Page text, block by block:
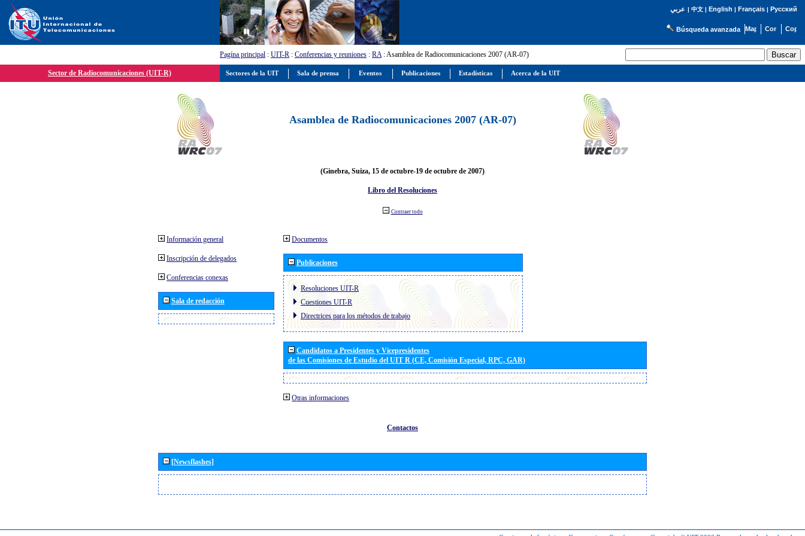
عربي | 中文| English | Français| Русский
Búsqueda avanzada
Pagína principal : UIT-R : Conferencias y reuniones : RA: Asamblea de Radiocomunicaciones 2007 (AR-07)
Sector de Radiocomunicaciones (UIT-R)
Asamblea de Radiocomunicaciones 2007 (AR-07)
(Ginebra, Suiza, 15 de octubre-19 de octubre de 2007)
Libro del Resoluciones
Contraer todo
Información general
Inscripción de delegados
Conferencias conexas
Sala de redacción
Documentos
Publicaciones
Resoluciones UIT-R
Cuestiones UIT-R
Directrices para los métodos de trabajo
Candidatos a Presidentes y Vicepresidentes
de las Comisiones de Estudio del UIT R (CE, Comisión Especial, RPC, GAR)
Otras informaciones
Contactos
[Newsflashes]
Sectores de la UIT Sala de prensa Eventos Publicaciones Estadísticas Acerca de la UIT